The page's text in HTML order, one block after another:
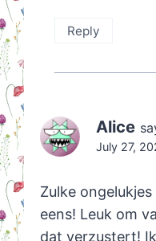
Reply
Alice
July 27,
Zulke
eens! Leuk om
dat verzustert!